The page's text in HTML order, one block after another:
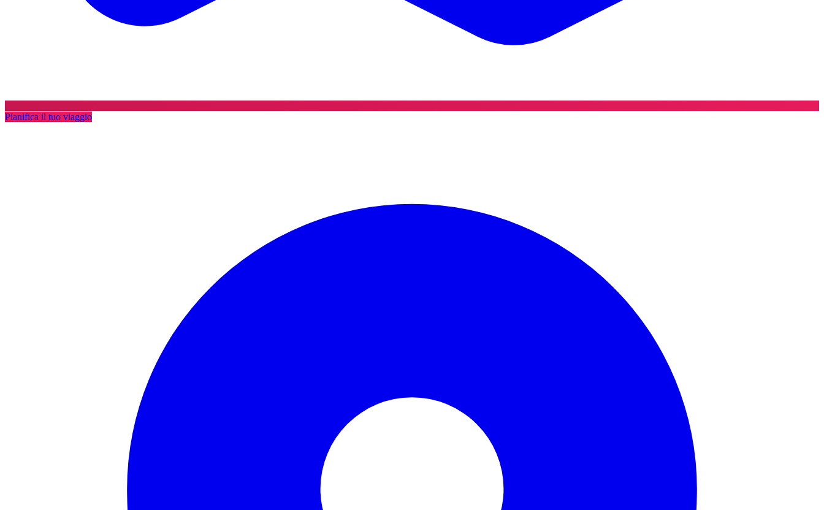
Pianifica il tuo viaggio